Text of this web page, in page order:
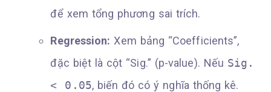
để xem tổng phương sai trích.
Regression: Xem bảng “Coefficients”,
đặc biệt là cột “Sig.” (p-value). Nếu Sig.
< 0.05, biến đó có ý nghĩa thống kê.